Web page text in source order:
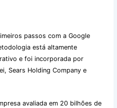
passos com a Google
está altamente
e foi incorporada por
Sears Holding Company e
avaliada em 20 bilhões de